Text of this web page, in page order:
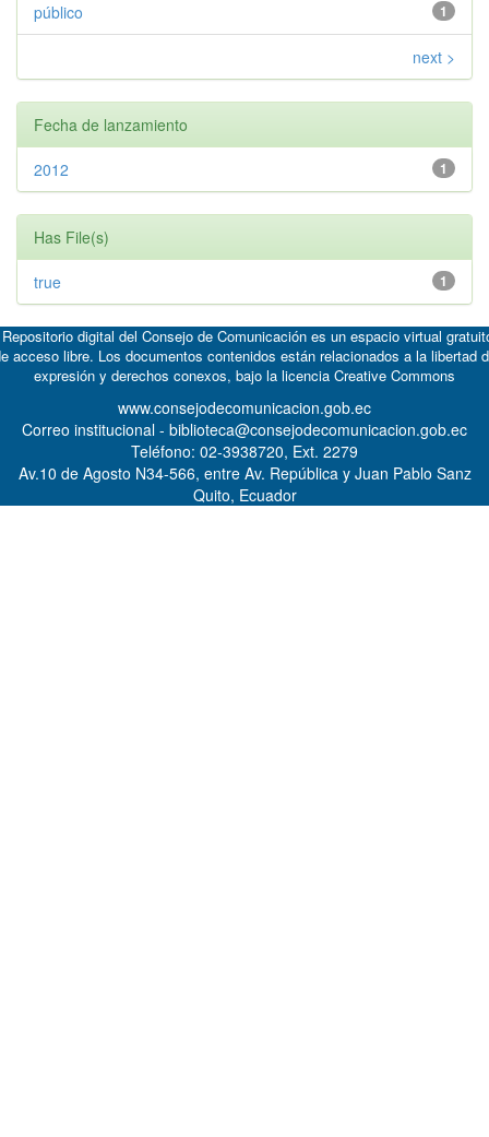
1
público
next >
Fecha de lanzamiento
1
2012
Has File(s)
1
true
digital del Consejo de Comunicación es un espacio virtual
acceso libre. Los documentos contenidos están relacionados a la libertad
expresión y derechos conexos, bajo la licencia Creative Commons
www.consejodecomunicacion.gob.ec
Correo institucional - biblioteca@consejodecomunicacion.gob.ec
Teléfono: 02-3938720, Ext. 2279
Av.10 de Agosto N34-566, entre Av. República y Juan Pablo Sanz
Quito, Ecuador